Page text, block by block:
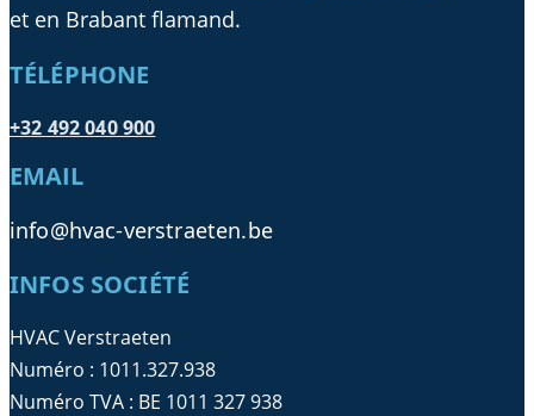
et en Brabant flamand.
TÉLÉPHONE
+32 492 040 900
EMAIL
info@hvac-verstraeten.be
INFOS SOCIÉTÉ
HVAC Verstraeten
Numéro : 1011.327.938
Numéro TVA : BE 1011 327 938